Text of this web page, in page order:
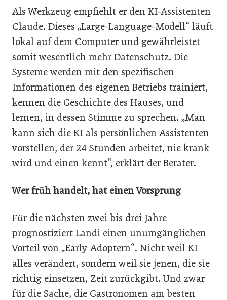
Als Werkzeug empfiehlt er den KI-Assistenten
Claude. Dieses „Large-Language-Modell“ läuft
lokal auf dem Computer und gewährleistet
somit wesentlich mehr Datenschutz. Die
Systeme werden mit den spezifischen
Informationen des eigenen Betriebs trainiert,
kennen die Geschichte des Hauses, und
lernen, in dessen Stimme zu sprechen. „Man
kann sich die KI als persönlichen Assistenten
vorstellen, der 24 Stunden arbeitet, nie krank
wird und einen kennt“, erklärt der Berater.
Wer früh handelt, hat einen Vorsprung
Für die nächsten zwei bis drei Jahre
prognostiziert Landi einen unumgänglichen
Vorteil von „Early Adoptern“. Nicht weil KI
alles verändert, sondern weil sie jenen, die sie
richtig einsetzen, Zeit zurückgibt. Und zwar
für die Sache, die Gastronomen am besten